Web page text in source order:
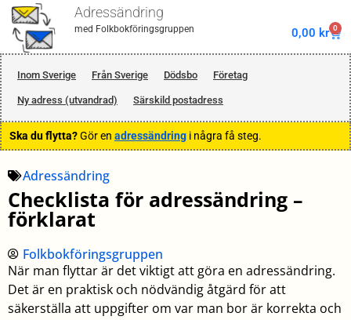
Adressändring
med Folkbokföringsgruppen 0,00 kr 0
Inom Sverige Från Sverige Dödsbo Företag
Ny adress (utvandrad) Särskild postadress
Ska du flytta?Gör en adressändring i några få steg.
Adressändring
Checklista för adressändring –
förklarat
Folkbokföringsgruppen
När man flyttar är det viktigt att göra en adressändring.
Det är en praktisk och nödvändig åtgärd för att
säkerställa att uppgifter om var man bor är korrekta och